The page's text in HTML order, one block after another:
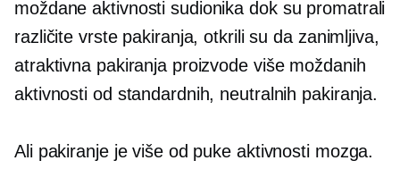
moždane aktivnosti sudionika dok su promatrali
različite vrste pakiranja, otkrili su da zanimljiva,
atraktivna pakiranja proizvode više moždanih
aktivnosti od standardnih, neutralnih pakiranja.
Ali pakiranje je više od puke aktivnosti mozga.